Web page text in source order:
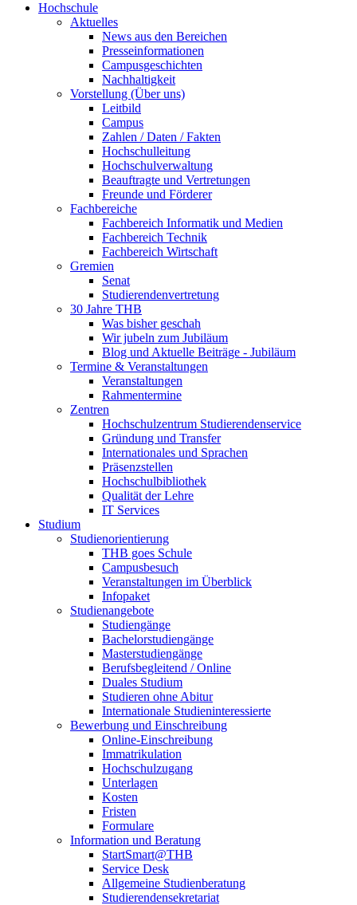
Hochschule
Aktuelles
News aus den Bereichen
Presseinformationen
Campusgeschichten
Nachhaltigkeit
Vorstellung (Über uns)
Leitbild
Campus
Zahlen / Daten / Fakten
Hochschulleitung
Hochschulverwaltung
Beauftragte und Vertretungen
Freunde und Förderer
Fachbereiche
Fachbereich Informatik und Medien
Fachbereich Technik
Fachbereich Wirtschaft
Gremien
Senat
Studierendenvertretung
30 Jahre THB
Was bisher geschah
Wir jubeln zum Jubiläum
Blog und Aktuelle Beiträge - Jubiläum
Termine & Veranstaltungen
Veranstaltungen
Rahmentermine
Zentren
Hochschulzentrum Studierendenservice
Gründung und Transfer
Internationales und Sprachen
Präsenzstellen
Hochschulbibliothek
Qualität der Lehre
IT Services
Studium
Studienorientierung
THB goes Schule
Campusbesuch
Veranstaltungen im Überblick
Infopaket
Studienangebote
Studiengänge
Bachelorstudiengänge
Masterstudiengänge
Berufsbegleitend / Online
Duales Studium
Studieren ohne Abitur
Internationale Studieninteressierte
Bewerbung und Einschreibung
Online-Einschreibung
Immatrikulation
Hochschulzugang
Unterlagen
Kosten
Fristen
Formulare
Information und Beratung
StartSmart@THB
Service Desk
Allgemeine Studienberatung
Studierendensekretariat